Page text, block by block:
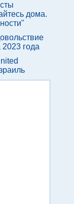
дома.
года